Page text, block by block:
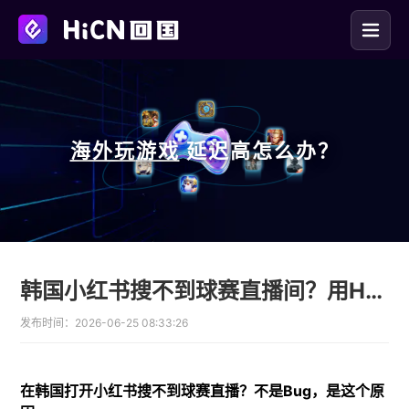
海外玩游戏 延迟高怎么办？
韩国小红书搜不到球赛直播间？用HiCN回国加速器一键解决
发布时间： 2026-06-25 08:33:26
在韩国打开小红书搜不到球赛直播？不是Bug，是这个原